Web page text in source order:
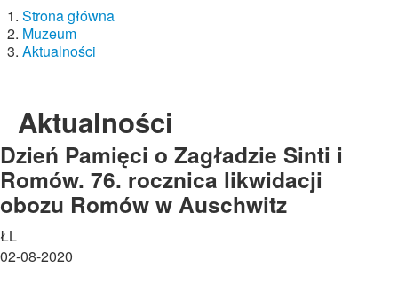
Strona główna
Muzeum
Aktualności
Aktualności
Dzień Pamięci o Zagładzie Sinti i
Romów. 76. rocznica likwidacji
obozu Romów w Auschwitz
ŁL
02-08-2020